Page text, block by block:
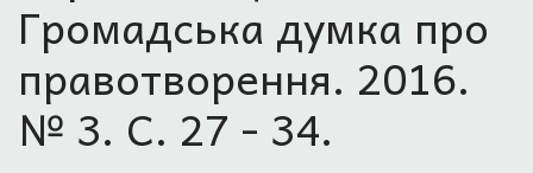
Громадська думка про
правотворення. 2016.
№ 3. С. 27 - 34.